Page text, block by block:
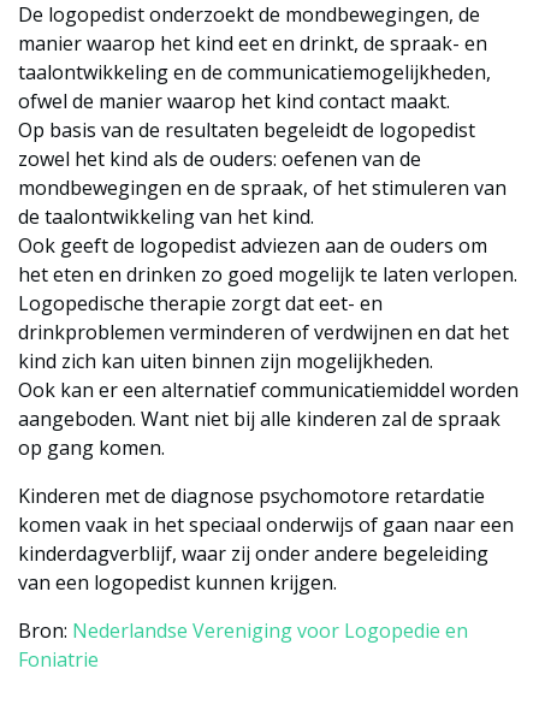
De logopedist onderzoekt de mondbewegingen, de
manier waarop het kind eet en drinkt, de spraak- en
taalontwikkeling en de communicatiemogelijkheden,
ofwel de manier waarop het kind contact maakt.
Op basis van de resultaten begeleidt de logopedist
zowel het kind als de ouders: oefenen van de
mondbewegingen en de spraak, of het stimuleren van
de taalontwikkeling van het kind.
Ook geeft de logopedist adviezen aan de ouders om
het eten en drinken zo goed mogelijk te laten verlopen.
Logopedische therapie zorgt dat eet- en
drinkproblemen verminderen of verdwijnen en dat het
kind zich kan uiten binnen zijn mogelijkheden.
Ook kan er een alternatief communicatiemiddel worden
aangeboden. Want niet bij alle kinderen zal de spraak
op gang komen.
Kinderen met de diagnose psychomotore retardatie
komen vaak in het speciaal onderwijs of gaan naar een
kinderdagverblijf, waar zij onder andere begeleiding
van een logopedist kunnen krijgen.
Bron: Nederlandse Vereniging voor Logopedie en
Foniatrie